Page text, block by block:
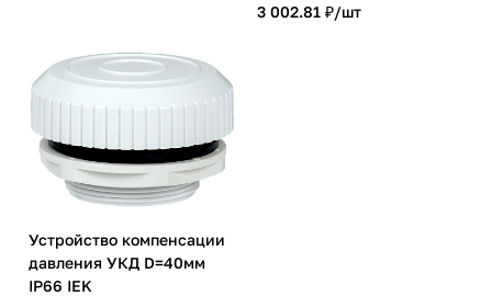
3 002.81 ₽/шт
Устройство компенсации
давления УКД D=40мм
IP66 IEK